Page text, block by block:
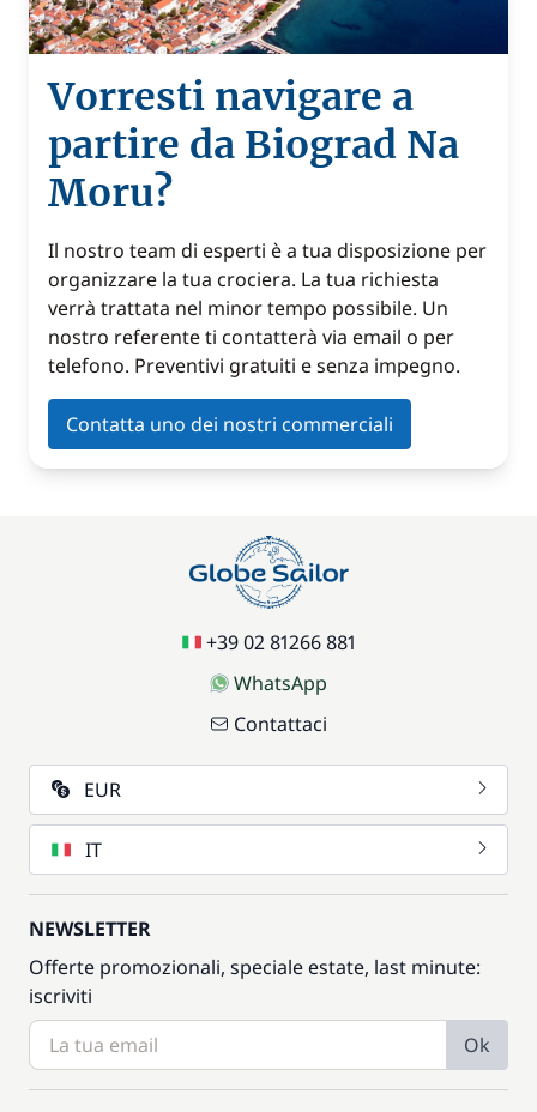
Vorresti navigare a
partire da Biograd Na
Moru?
Il nostro team di esperti è a tua disposizione per
organizzare la tua crociera. La tua richiesta
verrà trattata nel minor tempo possibile. Un
nostro referente ti contatterà via email o per
telefono. Preventivi gratuiti e senza impegno.
Contatta uno dei nostri commerciali
+39 02 81266 881
WhatsApp
Contattaci
EUR
IT
NEWSLETTER
Offerte promozionali, speciale estate, last minute:
iscriviti
Ok